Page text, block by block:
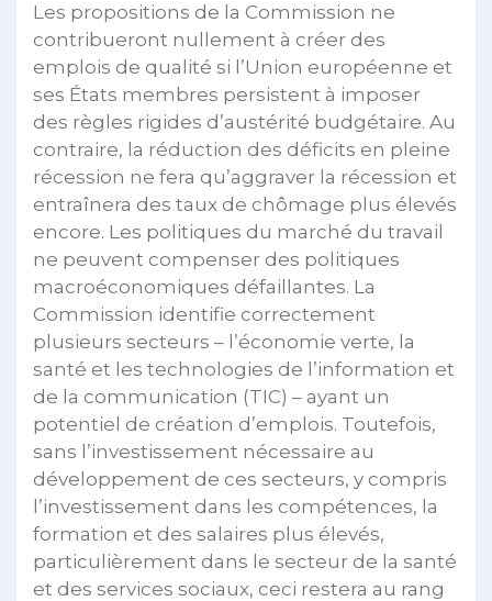
Les propositions de la Commission ne
contribueront nullement à créer des
emplois de qualité si l’Union européenne et
ses États membres persistent à imposer
des règles rigides d’austérité budgétaire. Au
contraire, la réduction des déficits en pleine
récession ne fera qu’aggraver la récession et
entraînera des taux de chômage plus élevés
encore. Les politiques du marché du travail
ne peuvent compenser des politiques
macroéconomiques défaillantes. La
Commission identifie correctement
plusieurs secteurs – l’économie verte, la
santé et les technologies de l’information et
de la communication (TIC) – ayant un
potentiel de création d’emplois. Toutefois,
sans l’investissement nécessaire au
développement de ces secteurs, y compris
l’investissement dans les compétences, la
formation et des salaires plus élevés,
particulièrement dans le secteur de la santé
et des services sociaux, ceci restera au rang